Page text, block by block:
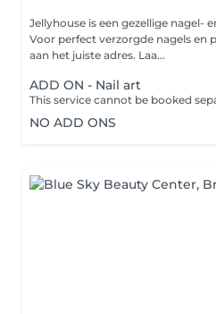
Jellyhouse is een gezellige nagel-
Voor perfect verzorgde nagels en
aan het juiste adres. Laa...
ADD ON - Nail art
NO ADD ONS